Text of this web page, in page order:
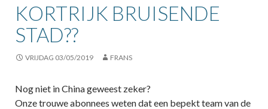
KORTRIJK BRUISENDE
STAD??
VRIJDAG 03/05/2019 FRANS
Nog niet in China geweest zeker?
Onze trouwe abonnees weten dat een bepekt team van de